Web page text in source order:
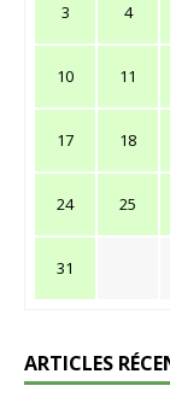
3 4
10 11
17 18
24 25
31
ARTICLES